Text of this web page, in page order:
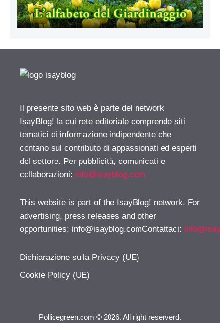
Il presente sito web è parte del network
IsayBlog! la cui rete editoriale comprende siti
tematici di informazione indipendente che
contano sul contributo di appassionati ed esperti
del settore. Per pubblicità, comunicati e
collaborazioni: info@isayblog.com
This website is part of the IsayBlog! network. For
advertising, press releases and other
opportunities: info@isayblog.comContattaci:
Dichiarazione sulla Privacy (UE)
Cookie Policy (UE)
Pollicegreen.com © 2026. All right reserverd.